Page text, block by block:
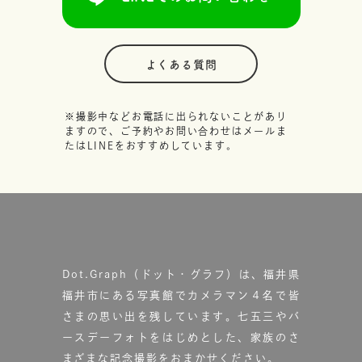
よくある質問
※撮影中などお電話に出られないことがあり
ますので、ご予約やお問い合わせはメールま
たはLINEをおすすめしています。
Dot.Graph（ドット・グラフ）は、福井県
福井市にある写真館で カメラマン４名で皆
さまの思い出を残しています。七五三やバ
ースデーフォトをはじめとした、家族のさ
まざまな記念撮影をおまかせください。